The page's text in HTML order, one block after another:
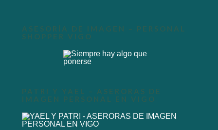
ASESORÍA DE IMAGEN – PERSONAL
SHOPPER VIGO
PATRI Y YAEL – ASERORAS DE
IMAGEN PERSONAL EN VIGO